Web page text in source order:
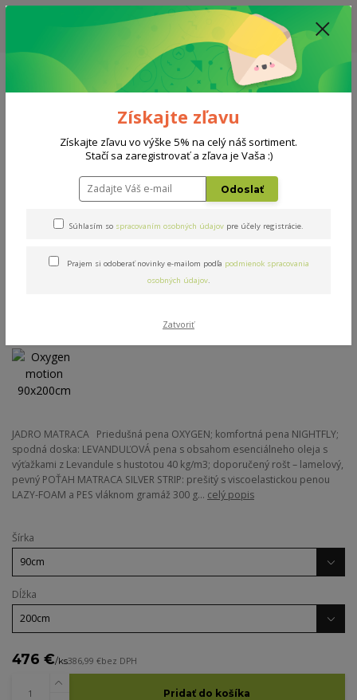
ZĽAVA: VŠETKY VYSTAVENÉ POSTELE ZA 400€ - CENA MATRACU A ROŠTU
PODĽA VÝBERU / DODACIA LEHOTA JE AKTUÁLNE 10-15 PRACOVNÝCH
Menu
0908 777 700 Po-So: 10-18 hod.
0
Matrace Oxygen motion 90x200cm
Oxygen motion 90x200cm
Novinka Doprava ZADARMO
JADRO MATRACA Priedušná pena OXYGEN; komfortná pena NIGHTFLY;
spodná doska: LEVANDUĽOVÁ pena s obsahom esenciálneho oleja s
výťažkami z Levandule s hustotou 40 kg/m3; doporučený rošt – lamelový,
pevný POŤAH MATRACA SILVER STRIP: prešitý s viscoelastickou penou
LAZY-FOAM a PES vláknom gramáž 300 g... celý popis
Šírka
Dĺžka
476 €/ks386,99 €bez DPH
Pridať do košíka
Získajte zľavu
Získajte zľavu vo výške 5% na celý náš sortiment.
Stačí sa zaregistrovať a zľava je Vaša :)
Odoslať
Súhlasím so spracovaním osobných údajov pre účely registrácie.
Prajem si odoberať novinky e-mailom podľa podmienok spracovania
osobných údajov.
Zatvoriť